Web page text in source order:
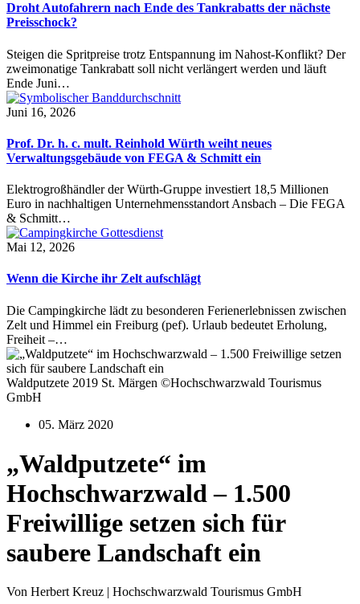
Droht Autofahrern nach Ende des Tankrabatts der nächste
Preisschock?
Steigen die Spritpreise trotz Entspannung im Nahost-Konflikt? Der
zweimonatige Tankrabatt soll nicht verlängert werden und läuft
Ende Juni…
Juni 16, 2026
Prof. Dr. h. c. mult. Reinhold Würth weiht neues
Verwaltungsgebäude von FEGA & Schmitt ein
Elektrogroßhändler der Würth-Gruppe investiert 18,5 Millionen
Euro in nachhaltigen Unternehmensstandort Ansbach – Die FEGA
& Schmitt…
Mai 12, 2026
Wenn die Kirche ihr Zelt aufschlägt
Die Campingkirche lädt zu besonderen Ferienerlebnissen zwischen
Zelt und Himmel ein Freiburg (pef). Urlaub bedeutet Erholung,
Freiheit –…
Waldputzete 2019 St. Märgen ©Hochschwarzwald Tourismus
GmbH
05. März 2020
„Waldputzete“ im
Hochschwarzwald – 1.500
Freiwillige setzen sich für
saubere Landschaft ein
Von Herbert Kreuz | Hochschwarzwald Tourismus GmbH